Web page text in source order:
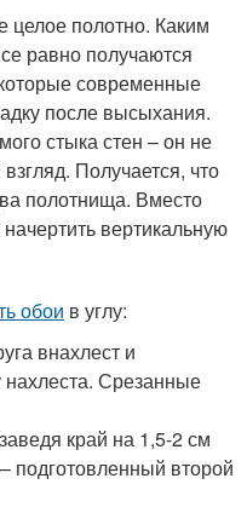
целое полотно. Каким
равно получаются
современные
после высыхания.
стыка стен – он не
Получается, что
полотнища. Вместо
вертикальную
обои в углу:
внахлест и
нахлеста. Срезанные
край на 1,5-2 см
подготовленный второй